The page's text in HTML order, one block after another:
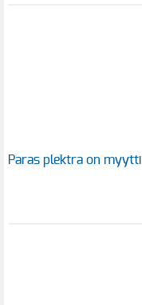
Paras plektra on myytti